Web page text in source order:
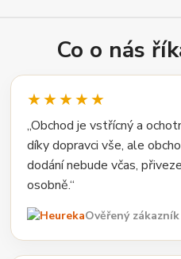
Co o nás
★★★★★
„Obchod je vstřícný a
díky dopravci vše, ale
dodání nebude včas,
osobně.“
Ověřený zákazník